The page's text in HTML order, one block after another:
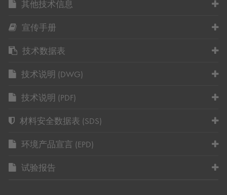
其他技术信息
宣传手册
技术数据表
技术说明 (DWG)
技术说明 (PDF)
材料安全数据表 (SDS)
环境产品宣言 (EPD)
试验报告